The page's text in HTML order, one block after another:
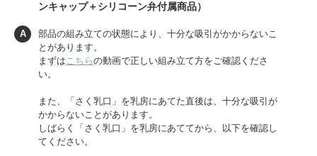
ンキャップ＋シリコーン弁付属商品）
A
部品の組み立ての状態により、十分な吸引がかからないこ
とがあります。
まずはこちらの動画で正しい組み立て方をご確認くださ
い。
また、「さく乳口」を乳房にあてた直後は、十分な吸引が
かからないことがあります。
しばらく「さく乳口」を乳房にあててから、以下を確認し
てください。